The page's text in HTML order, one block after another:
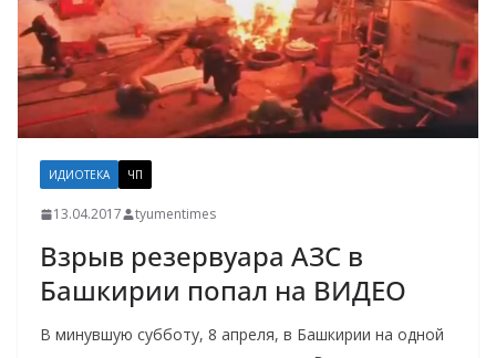
ИДИОТЕКА ЧП
13.04.2017 tyumentimes
Взрыв резервуара АЗС в
Башкирии попал на ВИДЕО
В минувшую субботу, 8 апреля, в Башкирии на одной